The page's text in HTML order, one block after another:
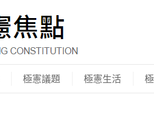
極憲議題 極憲生活